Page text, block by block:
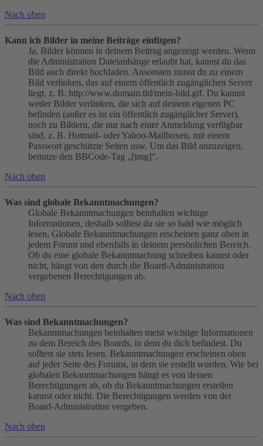
Nach oben
Kann ich Bilder in meine Beiträge einfügen?
Ja, Bilder können in deinem Beitrag angezeigt werden. Wenn
die Administration Dateianhänge erlaubt hat, kannst du das
Bild auch direkt hochladen. Ansonsten musst du zu einem
Bild verlinken, das auf einem öffentlich zugänglichen Server
liegt, z. B. http://www.domain.tld/mein-bild.gif. Du kannst
weder Bilder verlinken, die sich auf deinem eigenen PC
befinden (außer es ist ein öffentlich zugänglicher Server),
noch zu Bildern, die nur nach einer Anmeldung verfügbar
sind, z. B. Hotmail- oder Yahoo-Mailboxen, mit einem
Passwort geschützte Seiten usw. Um das Bild anzuzeigen,
benutze den BBCode-Tag „[img]“.
Nach oben
Was sind globale Bekanntmachungen?
Globale Bekanntmachungen beinhalten wichtige
Informationen, deshalb solltest du sie so bald wie möglich
lesen. Globale Bekanntmachungen erscheinen ganz oben in
jedem Forum und ebenfalls in deinem persönlichen Bereich.
Ob du eine globale Bekanntmachung schreiben kannst oder
nicht, hängt von den durch die Board-Administration
vergebenen Berechtigungen ab.
Nach oben
Was sind Bekanntmachungen?
Bekanntmachungen beinhalten meist wichtige Informationen
zu dem Bereich des Boards, in dem du dich befindest. Du
solltest sie stets lesen. Bekanntmachungen erscheinen oben
auf jeder Seite des Forums, in dem sie erstellt wurden. Wie bei
globalen Bekanntmachungen hängt es von deinen
Berechtigungen ab, ob du Bekanntmachungen erstellen
kannst oder nicht. Die Berechtigungen werden von der
Board-Administration vergeben.
Nach oben